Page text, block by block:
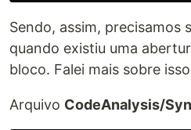
Sendo, assim, precisamos
quando existiu uma
bloco. Falei mais sobre
Arquivo CodeAnalysis/